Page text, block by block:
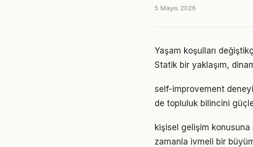
5 Mayıs 2026
Yaşam koşulları
Statik bir yaklaşım,
self-improvement
de topluluk bilincini
kişisel gelişim konusuna
zamanla ivmeli bir